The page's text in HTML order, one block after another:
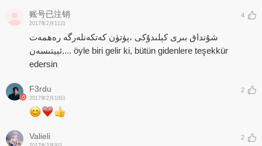
账号已注销
2017年2月11日
4
شۇنداق بىرى كېلىدۇكى ،پۈتۈن كەتكەنلەرگە رەھمەت
ئېيتىسەن.... öyle biri gelir ki, bütün gidenlere teşekkür
edersin
F3rdu
2017年2月10日
2
Valieli 2